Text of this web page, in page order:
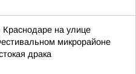
Краснодаре на улице
микрорайоне
драка